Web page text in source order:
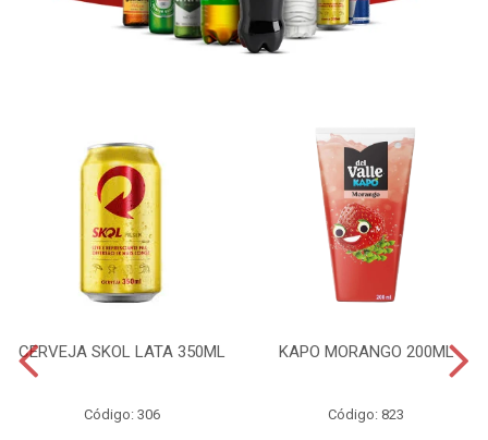
CERVEJA SKOL LATA 350ML
Código: 306
KAPO MORANGO 200ML
Código: 823